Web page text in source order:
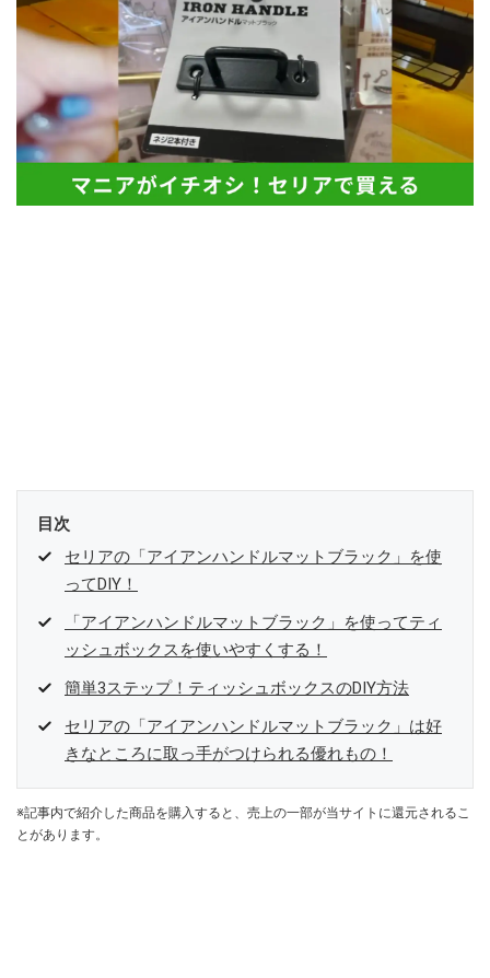
目次
セリアの「アイアンハンドルマットブラック」を使
ってDIY！
「アイアンハンドルマットブラック」を使ってティ
ッシュボックスを使いやすくする！
簡単3ステップ！ティッシュボックスのDIY方法
セリアの「アイアンハンドルマットブラック」は好
きなところに取っ手がつけられる優れもの！
※記事内で紹介した商品を購入すると、売上の一部が当サイトに還元されるこ
とがあります。